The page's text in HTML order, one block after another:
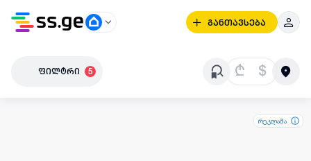
განთავსება
ფილტრი 5 ₾ $
რეკლამა